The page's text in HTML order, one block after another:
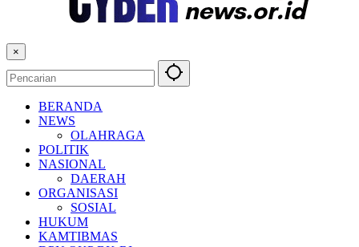
×
BERANDA
NEWS
OLAHRAGA
POLITIK
NASIONAL
DAERAH
ORGANISASI
SOSIAL
HUKUM
KAMTIBMAS